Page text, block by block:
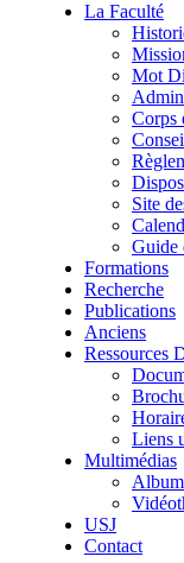
La Faculté
Mot
Corps
Site
Guide
Formations
Recherche
Publications
Anciens
Ressources
Liens
Multimédias
USJ
Contact